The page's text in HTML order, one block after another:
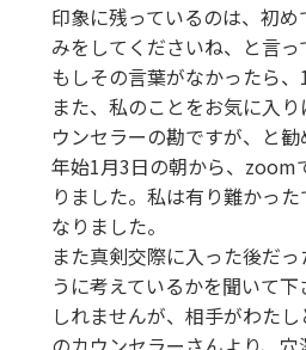
印象に残っているのは、初
みをしてくださいね、と言
もしその言葉がなかったら
また、私のことをお気に入
ウンセラーの勘ですが、と
年始1月3日の朝から、zoom
りました。私は有り難かっ
なりました。
また真剣交際に入った後だ
うに考えているかを聞いて
しれませんが、相手がわた